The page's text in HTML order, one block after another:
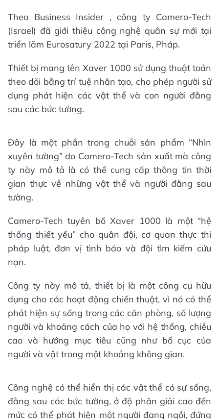
Theo Business Insider , công ty Camero-Tech
(Israel) đã giới thiệu công nghệ quân sự mới tại
triển lãm Eurosatury 2022 tại Paris, Pháp.
Thiết bị mang tên Xaver 1000 sử dụng thuật toán
theo dõi bằng trí tuệ nhân tạo, cho phép người sử
dụng phát hiện các vật thể và con người đằng
sau các bức tường.
Đây là một phần trong chuỗi sản phẩm “Nhìn
xuyên tường” do Camero-Tech sản xuất mà công
ty này mô tả là có thể cung cấp thông tin thời
gian thực về những vật thể và người đằng sau
tường.
Camero-Tech tuyên bố Xaver 1000 là một “hệ
thống thiết yếu” cho quân đội, cơ quan thực thi
pháp luật, đơn vị tình báo và đội tìm kiếm cứu
nạn.
Công ty này mô tả, thiết bị là một công cụ hữu
dụng cho các hoạt động chiến thuật, vì nó có thể
phát hiện sự sống trong các căn phòng, số lượng
người và khoảng cách của họ với hệ thống, chiều
cao và hướng mục tiêu cũng như bố cục của
người và vật trong một khoảng không gian.
Công nghệ có thể hiển thị các vật thể có sự sống,
đằng sau các bức tường, ở độ phân giải cao đến
mức có thể phát hiện một người đang ngồi, đứng